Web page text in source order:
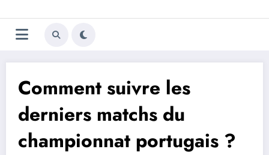
au
contenu
Trivela
L'actualité du football
Comment suivre les
derniers matchs du
championnat portugais ?